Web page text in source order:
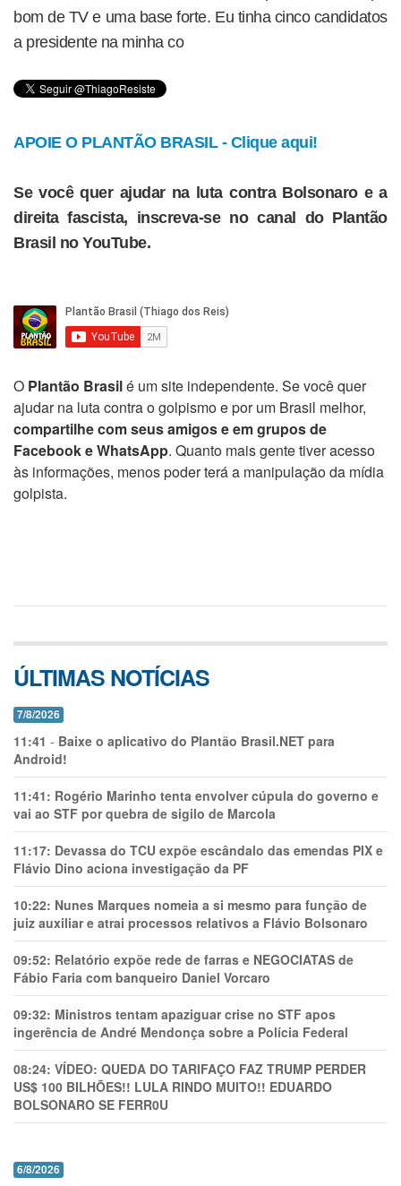
bom de TV e uma base forte. Eu tinha cinco candidatos
a presidente na minha co
APOIE O PLANTÃO BRASIL - Clique aqui!
Se você quer ajudar na luta contra Bolsonaro e a
direita fascista, inscreva-se no canal do Plantão
Brasil no YouTube.
O Plantão Brasilé um site independente. Se você quer
ajudar na luta contra o golpismo e por um Brasil melhor,
compartilhe com seus amigos e em grupos de
Facebook e WhatsApp. Quanto mais gente tiver acesso
às informações, menos poder terá a manipulação da mídia
golpista.
ÚLTIMAS NOTÍCIAS
7/8/2026
11:41 - Baixe o aplicativo do Plantão Brasil.NET para
Android!
11:41: Rogério Marinho tenta envolver cúpula do governo e
vai ao STF por quebra de sigilo de Marcola
11:17: Devassa do TCU expõe escândalo das emendas PIX e
Flávio Dino aciona investigação da PF
10:22: Nunes Marques nomeia a si mesmo para função de
juiz auxiliar e atrai processos relativos a Flávio Bolsonaro
09:52: Relatório expõe rede de farras e NEGOCIATAS de
Fábio Faria com banqueiro Daniel Vorcaro
09:32: Ministros tentam apaziguar crise no STF apos
ingerência de André Mendonça sobre a Polícia Federal
08:24: VÍDEO: QUEDA DO TARIFAÇO FAZ TRUMP PERDER
US$ 100 BILHÕES!! LULA RINDO MUITO!! EDUARDO
BOLSONARO SE FERR0U
6/8/2026